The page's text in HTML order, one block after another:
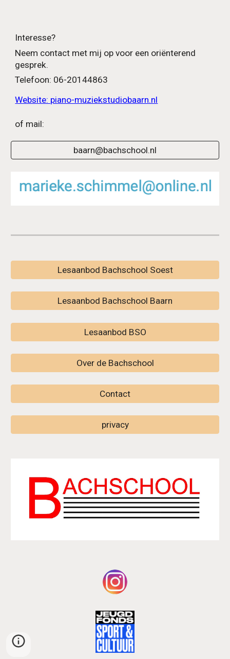
Interesse?
Neem contact met mij op voor een oriënterend
gesprek.
Telefoon: 06-20144863
Website: piano-muziekstudiobaarn.nl
of mail:
baarn@bachschool.nl
Lesaanbod Bachschool Soest
Lesaanbod Bachschool Baarn
Lesaanbod BSO
Over de Bachschool
Contact
privacy